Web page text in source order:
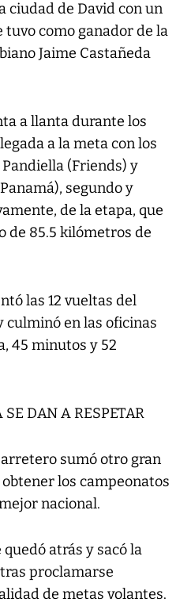
ciudad de David con un
como ganador de la
Jaime Castañeda
a llanta durante los
a la meta con los
(Friends) y
segundo y
de la etapa, que
de 85.5 kilómetros de
las 12 vueltas del
en las oficinas
45 minutos y 52
SE DAN A RESPETAR
sumó otro gran
los campeonatos
nacional.
atrás y sacó la
proclamarse
de metas volantes.